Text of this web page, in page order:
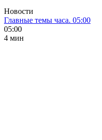
Новости
Главные темы часа. 05:00
05:00
4 мин